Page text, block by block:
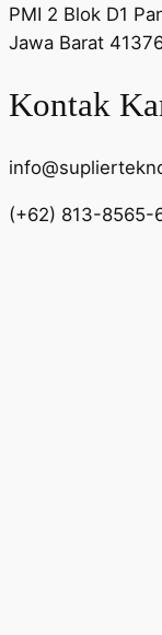
PMI 2 Blok D1
Jawa Barat
Kontak
(+62) 813-8565-